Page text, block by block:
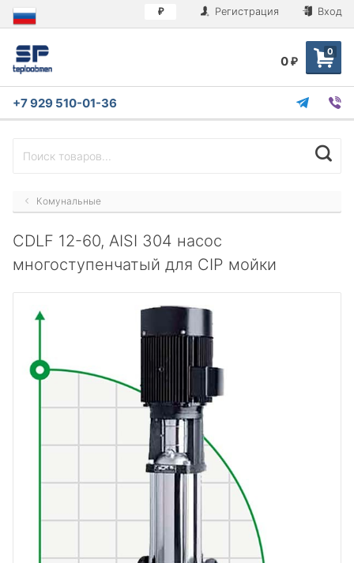
₽ Регистрация Вход
0
0 ₽
+7 929 510-01-36
Комунальные
CDLF 12-60, AISI 304 насос
многоступенчатый для CIP мойки